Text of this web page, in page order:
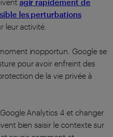
agir rapidement de
les perturbations
leur activité.
inopportun. Google se
pour avoir enfreint des
de la vie privée à
Analytics 4 et changer
bien saisir le contexte sur